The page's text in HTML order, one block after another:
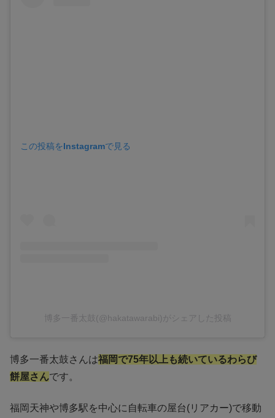
この投稿をInstagramで見る
博多一番太鼓(@hakatawarabi)がシェアした投稿
博多一番太鼓さんは福岡で75年以上も続いているわらび
餅屋さんです。
福岡天神や博多駅を中心に自転車の屋台(リアカー)で移動